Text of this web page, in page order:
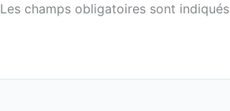
Les champs obligatoires sont indiqués